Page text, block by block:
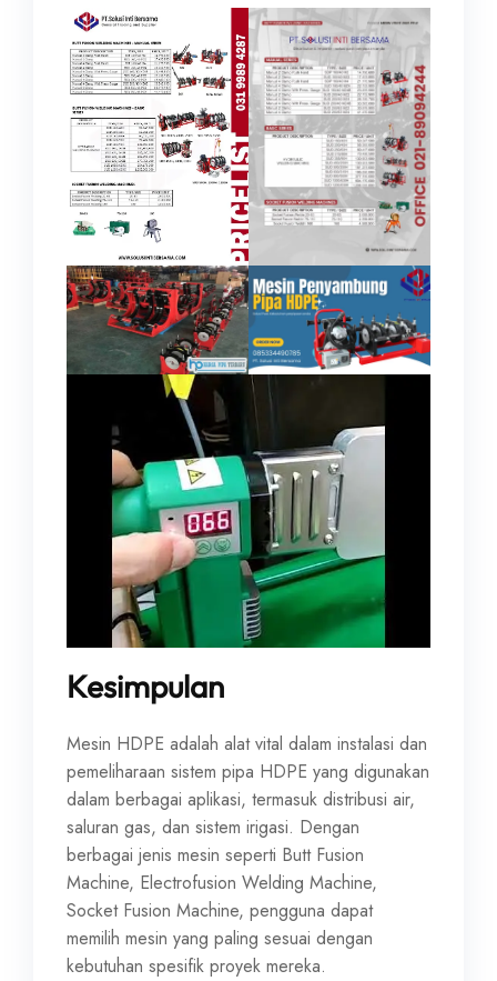
Kesimpulan
Mesin HDPE adalah alat vital dalam instalasi dan
pemeliharaan sistem pipa HDPE yang digunakan
dalam berbagai aplikasi, termasuk distribusi air,
saluran gas, dan sistem irigasi. Dengan
berbagai jenis mesin seperti Butt Fusion
Machine, Electrofusion Welding Machine,
Socket Fusion Machine, pengguna dapat
memilih mesin yang paling sesuai dengan
kebutuhan spesifik proyek mereka.